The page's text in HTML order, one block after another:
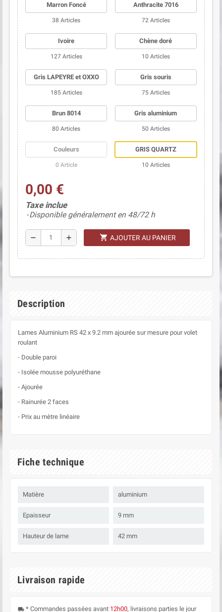
Marron Foncé
38 Articles
Anthracite 7016
72 Articles
Ivoire
127 Articles
Chène doré
10 Articles
Gris LAPEYRE et OXXO
185 Articles
Gris souris
75 Articles
Brun 8014
80 Articles
Gris aluminium
50 Articles
Couleurs
0 Article
GRIS QUARTZ
10 Articles
0,00 €
Taxe inclue
Disponible généralement en 48/72 h
remove add shopping_cart AJOUTER AU PANIER
Description
Lames Aluminium RS 42 x 9.2 mm ajourée sur mesure pour volet
roulant
- Double paroi
- Isolée mousse polyuréthane
- Ajourée
- Rainurée 2 faces
- Prix au mètre linéaire
Fiche technique
Matière aluminium
Epaisseur 9 mm
Hauteur de lame 42 mm
Livraison rapide
local_shipping * Commandes passées avant 12h00, livraisons parties le jour